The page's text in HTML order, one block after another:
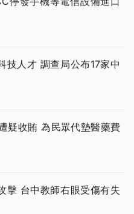
技人才 調查局公布17家中
疑收賄 為民眾代墊醫藥費
擊 台中教師右眼受傷有失